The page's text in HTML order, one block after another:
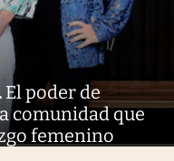
. El poder de
comunidad que
femenino